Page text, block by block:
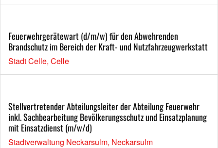
Feuerwehrgerätewart (d/m/w) für den Abwehrenden
Brandschutz im Bereich der Kraft- und Nutzfahrzeugwerkstatt
Stadt Celle, Celle
Stellvertretender Abteilungsleiter der Abteilung Feuerwehr
inkl. Sachbearbeitung Bevölkerungsschutz und Einsatzplanung
mit Einsatzdienst (m/w/d)
Stadtverwaltung Neckarsulm, Neckarsulm